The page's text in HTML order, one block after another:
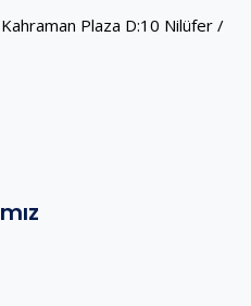
Plaza D:10 Nilüfer /